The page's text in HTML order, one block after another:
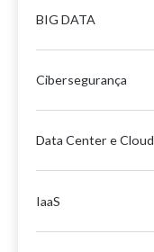
BIG DATA
Cibersegurança
Data Center e Cloud
IaaS